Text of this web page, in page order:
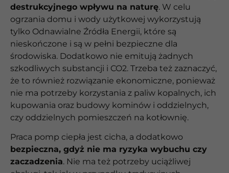
destrukcyjnego wpływu na naturę. W celu
ogrzania domu i wody użytkowej wykorzystują
tylko Odnawialne Źródła Energii, które są
nieskończone i są w pełni bezpieczne dla
środowiska. Dodatkowo nie emitują żadnych
szkodliwych substancji i CO2. Trzeba też zaznaczyć,
że to również rozwiązanie ekonomiczne, ponieważ
nie ma potrzeby korzystania z paliw kopalnych, ich
kupowania oraz budowy kominów i oddzielnych,
czy oddzielnych pomieszczeń na kotłownię.
Praca pomp ciepła jest cicha, a dodatkowo
bezpieczna, gdyż nie ma ryzyka wybuchu czy
zaczadzenia. Nie ma też potrzeby uciążliwej